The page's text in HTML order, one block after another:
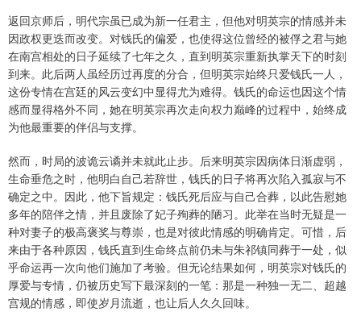
返回京师后，明代宗虽已成为新一任君主，但他对明英宗的情感并未
因政权更迭而改变。对钱氏的偏爱，也使得这位曾经的被俘之君与她
在南宫相处的日子延续了七年之久，直到明英宗重新执掌天下的时刻
到来。此后两人虽经历过再度的分合，但明英宗始终只爱钱氏一人，
这份专情在宫廷的风云变幻中显得尤为难得。钱氏的命运也因这个情
感而显得格外不同，她在明英宗再次走向权力巅峰的过程中，始终成
为他最重要的伴侣与支撑。
然而，时局的波诡云谲并未就此止步。后来明英宗因病体日渐虚弱，
生命垂危之时，他明白自己若辞世，钱氏的日子将再次陷入孤寂与不
确定之中。因此，他下旨规定：钱氏死后应与自己合葬，以此告慰她
多年的陪伴之情，并且废除了妃子殉葬的陋习。此举在当时无疑是一
种对妻子的极高褒奖与尊崇，也是对彼此情感的明确肯定。可惜，后
来由于各种原因，钱氏直到生命终点前仍未与朱祁镇同葬于一处，似
乎命运再一次向他们施加了考验。但无论结果如何，明英宗对钱氏的
厚爱与专情，仍被历史写下最深刻的一笔：那是一种独一无二、超越
宫规的情感，即使岁月流逝，也让后人久久回味。